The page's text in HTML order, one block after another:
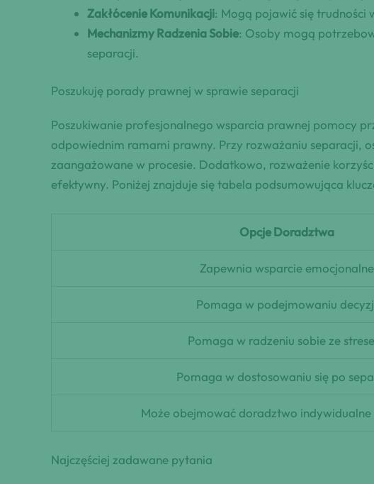
Zakłócenie Komunikacji: Mogą pojawić się trudności
Mechanizmy Radzenia Sobie: Osoby mogą
separacji.
Poszukuję porady prawnej w sprawie separacji
Poszukiwanie profesjonalnego wsparcia prawnej pomocy
odpowiednim ramami prawny. Przy rozważaniu separacji,
zaangażowane w procesie. Dodatkowo, rozważenie
efektywny. Poniżej znajduje się tabela podsumowująca
Opcje Doradztwa
Zapewnia wsparcie emocjonalne
Pomaga w podejmowaniu
Pomaga w radzeniu sobie ze
Pomaga w dostosowaniu się po
Może obejmować doradztwo
Najczęściej zadawane pytania